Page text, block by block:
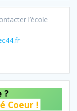
l’école
?
Coeur !